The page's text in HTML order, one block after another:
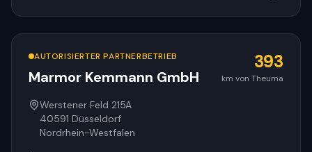
AUTORISIERTER PARTNERBETRIEB
Marmor Kemmann GmbH
393
km von Theuma
Werstener Feld 215A
40591 Düsseldorf
Nordrhein-Westfalen